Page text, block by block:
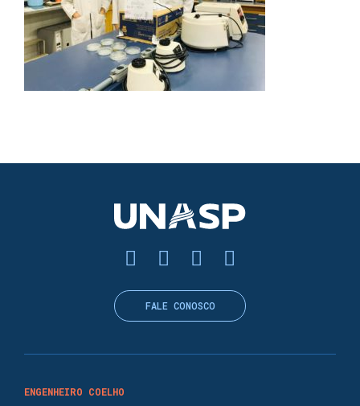
ENGENHEIRO COELHO
FALE CONOSCO